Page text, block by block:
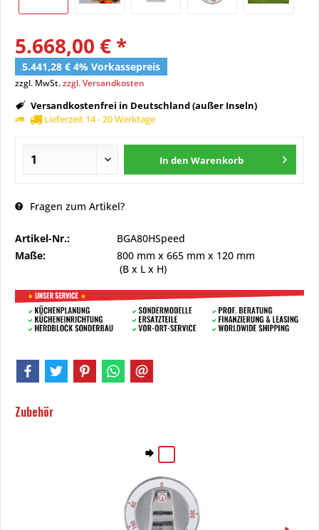
5.668,00 € *
5.441,28 € 4% Vorkassepreis
zzgl. MwSt.zzgl. Versandkosten
Versandkostenfrei in Deutschland (außer Inseln)
Lieferzeit 14 - 20 Werktage
In den Warenkorb
Fragen zum Artikel?
Artikel-Nr.:
BGA80HSpeed
Maße:
800 mm x 665 mm x 120 mm
(B x L x H)
Zubehör